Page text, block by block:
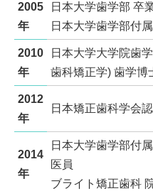
2005
年
日本大学歯学部 卒
日本大学歯学部付
2010
年
日本大学大学院歯
歯科矯正学) 歯学博
2012
年
日本矯正歯科学会
2014
年
日本大学歯学部付
医員
ブライト矯正歯科